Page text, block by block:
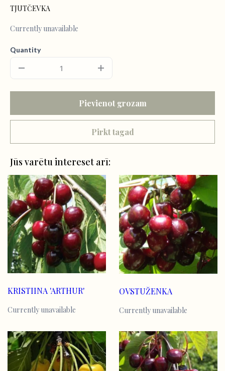
TJUTČEVKA
Currently unavailable
Quantity
Pievienot grozam
Pirkt tagad
Jūs varētu intereset arī:
KRISTIINA 'ARTHUR'
Currently unavailable
OVSTUŽENKA
Currently unavailable